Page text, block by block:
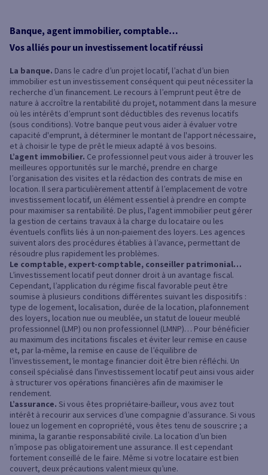
Banque, agent immobilier, comptable…
Vos alliés pour un investissement locatif réussi
La banque. Dans le cadre d’un projet locatif, l’achat d’un bien
immobilier est un investissement conséquent qui peut nécessiter la
recherche d’un financement. Le recours à l’emprunt peut être de
nature à accroître la rentabilité du projet, notamment dans la mesure
où les intérêts d’emprunt sont déductibles des revenus locatifs
(sous conditions). Votre banque peut vous aider à évaluer votre
capacité d'emprunt, à déterminer le montant de l'apport nécessaire,
et à choisir le type de prêt le mieux adapté à vos besoins.
L’agent immobilier. Ce professionnel peut vous aider à trouver les
meilleures opportunités sur le marché, prendre en charge
l’organisation des visites et la rédaction des contrats de mise en
location. Il sera particulièrement attentif à l’emplacement de votre
investissement locatif, un élément essentiel à prendre en compte
pour maximiser sa rentabilité. De plus, l'agent immobilier peut gérer
la gestion de certains travaux à la charge du locataire ou les
éventuels conflits liés à un non-paiement des loyers. Les agences
suivent alors des procédures établies à l’avance, permettant de
résoudre plus rapidement les problèmes.
Le comptable, expert-comptable, conseiller patrimonial…
L’investissement locatif peut donner droit à un avantage fiscal.
Cependant, l’application du régime fiscal favorable peut être
soumise à plusieurs conditions différentes suivant les dispositifs :
type de logement, localisation, durée de la location, plafonnement
des loyers, location nue ou meublée, un statut de loueur meublé
professionnel (LMP) ou non professionnel (LMNP)… Pour bénéficier
au maximum des incitations fiscales et éviter leur remise en cause
et, par la-même, la remise en cause de l’équilibre de
l’investissement, le montage financier doit être bien réfléchi. Un
conseil spécialisé dans l'investissement locatif peut ainsi vous aider
à structurer vos opérations financières afin de maximiser le
rendement.
L’assurance. Si vous êtes propriétaire-bailleur, vous avez tout
intérêt à recourir aux services d’une compagnie d’assurance. Si vous
louez un logement en copropriété, vous êtes tenu de souscrire ; a
minima, la garantie responsabilité civile. La location d’un bien
n’impose pas obligatoirement une assurance. Il est cependant
fortement conseillé de le faire. Même si votre locataire est bien
couvert, deux précautions valent mieux qu’une.